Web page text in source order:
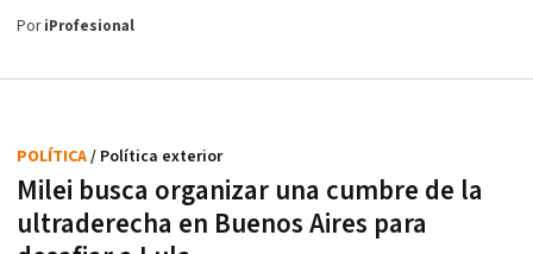
PoriProfesional
Milei busca organizar una cumbre de la
ultraderecha en Buenos Aires para
POLÍTICA/ Política exterior